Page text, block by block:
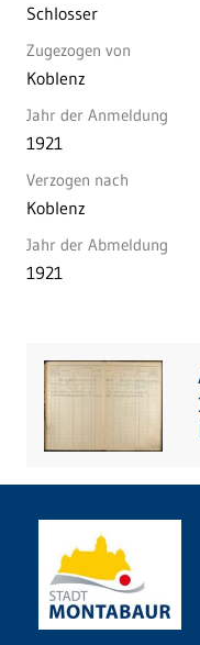
Schlosser
Zugezogen von
Koblenz
Jahr der Anmeldung
1921
Verzogen nach
Koblenz
Jahr der Abmeldung
1921